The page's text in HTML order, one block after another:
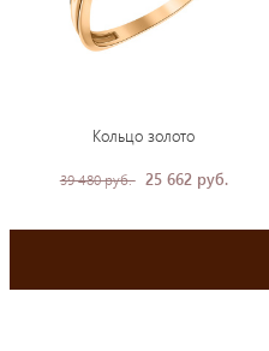
Кольцо золото
39 480 руб. 25 662 руб.